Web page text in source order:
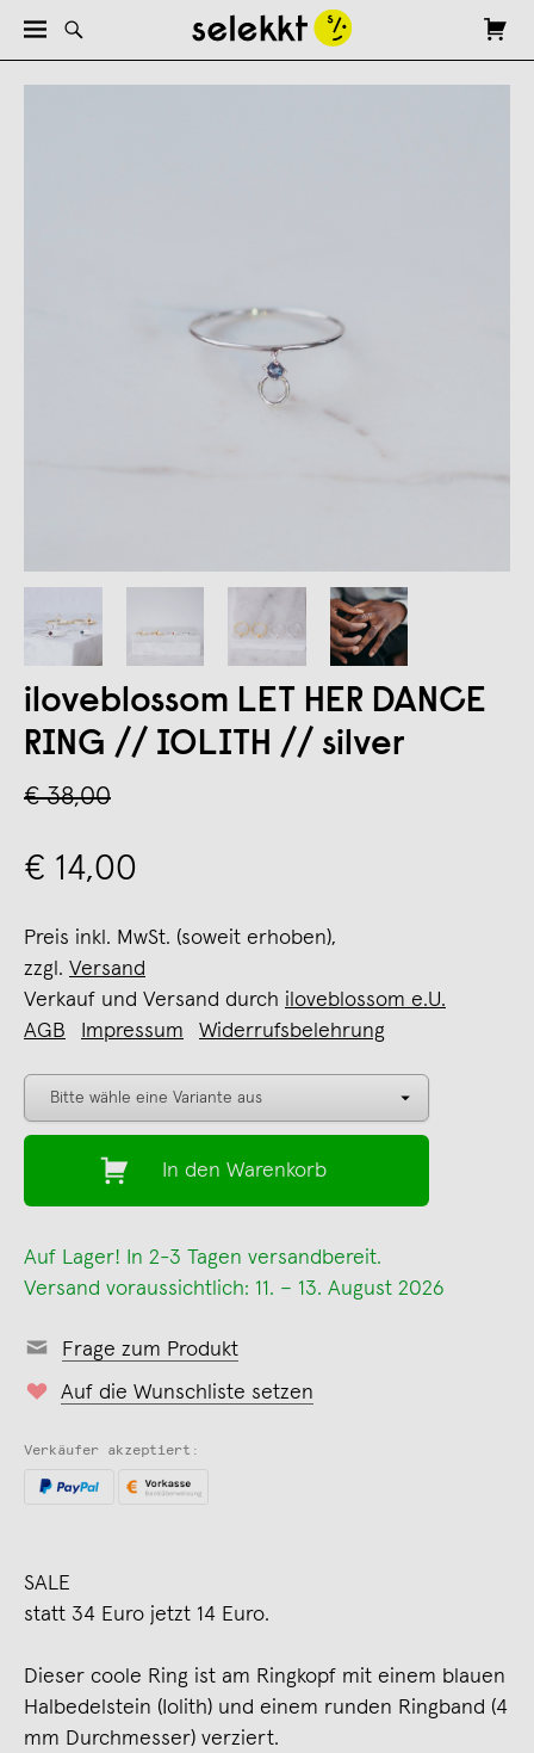
iloveblossom LET HER DANCE
RING // IOLITH // silver
€ 38,00
€ 14,00
Preis inkl. MwSt. (soweit erhoben),
zzgl. Versand
Verkauf und Versand durch iloveblossom e.U.
AGB
Impressum Widerrufsbelehrung
In den Warenkorb
Auf Lager! In 2-3 Tagen versandbereit.
Versand voraussichtlich: 11. – 13. August 2026
Frage zum Produkt
Auf die Wunschliste setzen
Verkäufer akzeptiert:
SALE
statt 34 Euro jetzt 14 Euro.
Dieser coole Ring ist am Ringkopf mit einem blauen
Halbedelstein (Iolith) und einem runden Ringband (4
mm Durchmesser) verziert.